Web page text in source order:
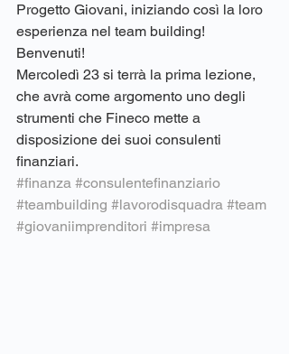
Progetto Giovani, iniziando così la loro
esperienza nel team building!
Benvenuti!
Mercoledì 23 si terrà la prima lezione,
che avrà come argomento uno degli
strumenti che Fineco mette a
disposizione dei suoi consulenti
finanziari.
#finanza #consulentefinanziario
#teambuilding #lavorodisquadra #team
#giovaniimprenditori #impresa